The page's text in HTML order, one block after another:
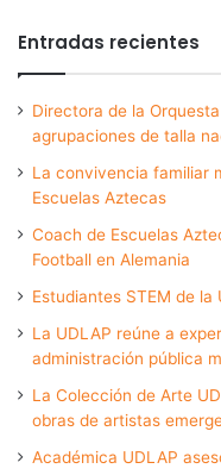
Entradas recientes
Directora de la
agrupaciones de talla
La convivencia familiar
Escuelas Aztecas
Coach de Escuelas
Football en Alemania
Estudiantes STEM de
La UDLAP reúne a
administración pública
La Colección de Arte
obras de artistas
Académica UDLAP